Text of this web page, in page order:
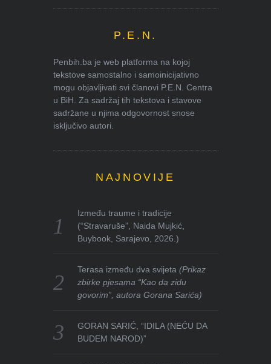
P.E.N.
Penbih.ba je web platforma na kojoj
tekstove samostalno i samoinicijativno
mogu objavljivati svi članovi P.E.N. Centra
u BiH. Za sadržaj tih tekstova i stavove
sadržane u njima odgovornost snose
isključivo autori.
NAJNOVIJE
Između traume i tradicije
(“Stravaruše”, Naida Mujkić,
Buybook, Sarajevo, 2026.)
Terasa između dva svijeta(Prikaz
zbirke pjesama “Kao da zidu
govorim”, autora Gorana Sarića)
GORAN SARIĆ, “IDILA (NEĆU DA
BUDEM NAROD)”